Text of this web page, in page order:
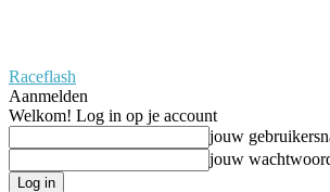
Raceflash
Aanmelden
Welkom! Log in op je account
jouw
jouw